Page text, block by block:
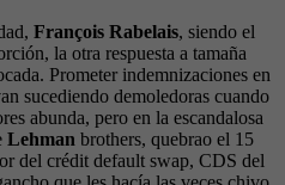
François Rabelais, siendo el
la otra respuesta a tamaña
Prometer indemnizaciones en
sucediendo demoledoras cuando
abunda, pero en la escandalosa
Lehman brothers, quebrao el 15
del crédit default swap, CDS del